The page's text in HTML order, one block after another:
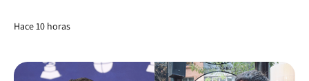
Hace 10 horas